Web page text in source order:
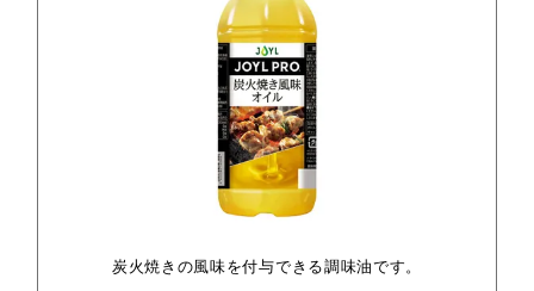
炭火焼きの風味を付与できる調味油です。